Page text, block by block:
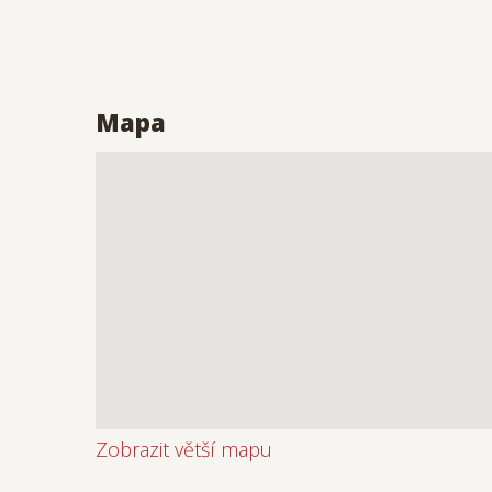
Mapa
Zobrazit větší mapu